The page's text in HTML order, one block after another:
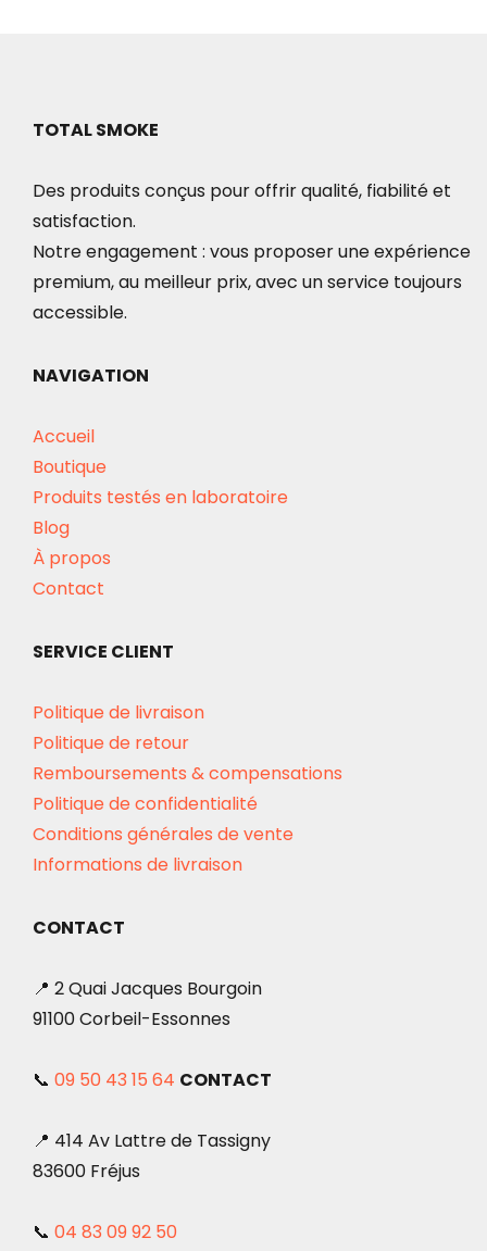
TOTAL SMOKE
Des produits conçus pour offrir qualité, fiabilité et
satisfaction.
Notre engagement : vous proposer une expérience
premium, au meilleur prix, avec un service toujours
accessible.
NAVIGATION
Accueil
Boutique
Produits testés en laboratoire
Blog
À propos
Contact
SERVICE CLIENT
Politique de livraison
Politique de retour
Remboursements & compensations
Politique de confidentialité
Conditions générales de vente
Informations de livraison
CONTACT
📍 2 Quai Jacques Bourgoin
91100 Corbeil-Essonnes
📞 09 50 43 15 64 CONTACT
📍 414 Av Lattre de Tassigny
83600 Fréjus
📞 04 83 09 92 50